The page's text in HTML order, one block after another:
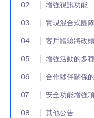
02
增強視訊功能
- Jumplink to 增強視訊
03
實現混合式團
- Jumplink to 實現混合
04
客戶體驗將改
- Jumplink to 客戶體驗
05
增強活動的多
- Jumplink to 增強活動
06
合作夥伴關係
- Jumplink to 合作夥伴
07
安全功能增強
- Jumplink to 安全功能
08
其他公告
- Jumplink to 其他公告